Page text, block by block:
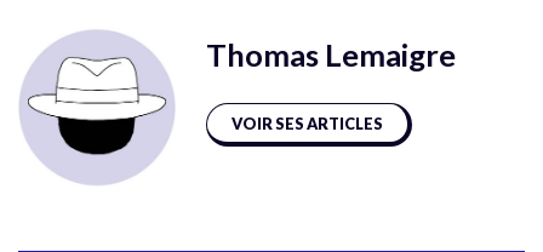
Thomas Lemaigre
VOIR SES ARTICLES